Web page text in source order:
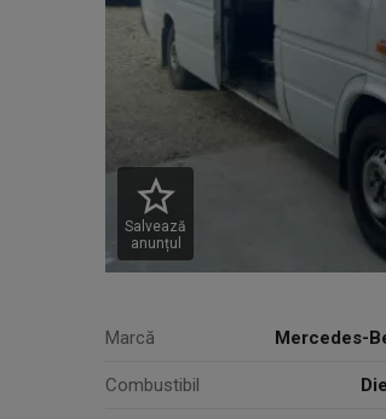
Salvează
anunțul
Marcă Mercedes-
Combustibil